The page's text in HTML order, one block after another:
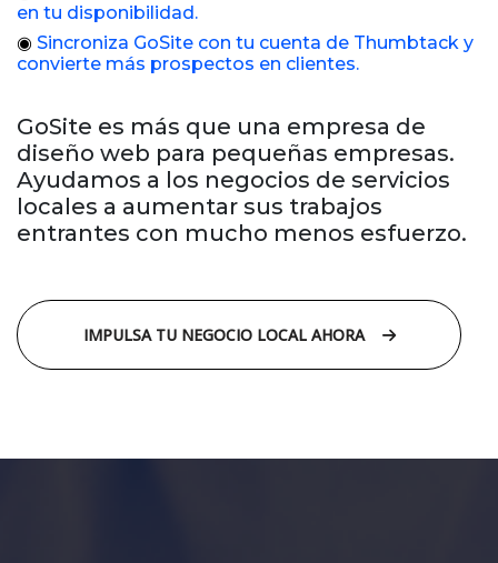
en tu disponibilidad.
◉ Sincroniza GoSite con tu cuenta de Thumbtack y
convierte más prospectos en clientes.
GoSite es más que una empresa de
diseño web para pequeñas empresas.
Ayudamos a los negocios de servicios
locales a aumentar sus trabajos
entrantes con mucho menos esfuerzo.
IMPULSA TU NEGOCIO LOCAL AHORA